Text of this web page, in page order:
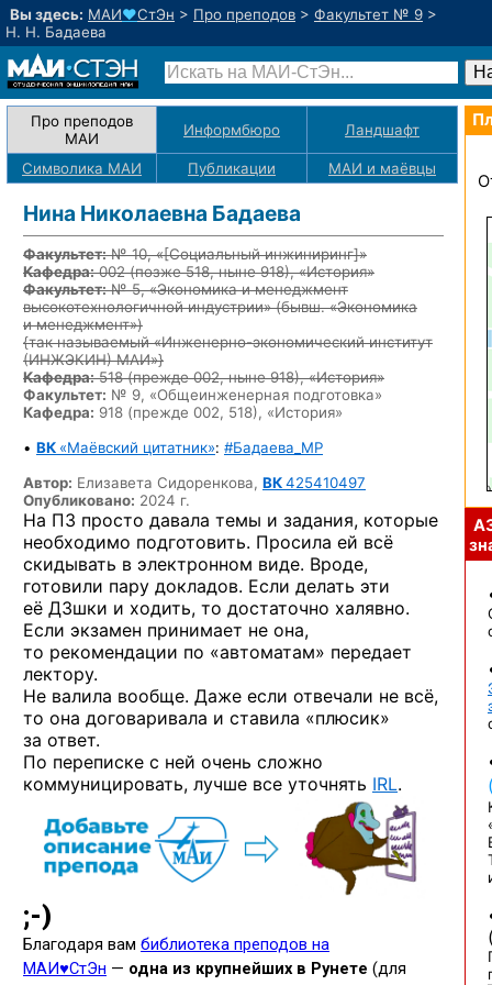
Вы здесь: МАИ♥СтЭн > Про преподов > Факультет № 9 >
Н. Н. Бадаева
Про преподов
МАИ
Информбюро Ландшафт
Символика МАИ Публикации МАИ и маёвцы
Нина Николаевна Бадаева
Факультет:№ 10, «[Социальный инжиниринг]»
Кафедра:002(позже 518, ныне 918), «История»
Факультет:№ 5, «Экономика и менеджмент
высокотехнологичной индустрии» (бывш. «Экономика
и менеджмент»)
{так называемый «Инженерно-экономический институт
(ИНЖЭКИН) МАИ»}
Кафедра:518(прежде 002, ныне 918), «История»
Факультет: № 9, «Общеинженерная подготовка»
Кафедра: 918 (прежде 002, 518), «История»
• ВК «Маёвский цитатник»: #Бадаева_MP
Автор: Елизавета Сидоренкова, ВК425410497
Опубликовано: 2024 г.
На ПЗ просто давала темы и задания, которые
необходимо подготовить. Просила ей всё
скидывать в электронном виде. Вроде,
готовили пару докладов. Если делать эти
её ДЗшки и ходить, то достаточно халявно.
Если экзамен принимает не она,
то рекомендации по «автоматам» передает
лектору.
Не валила вообще. Даже если отвечали не всё,
то она договаривала и ставила «плюсик»
за ответ.
По переписке с ней очень сложно
коммуницировать, лучше все уточнять IRL.